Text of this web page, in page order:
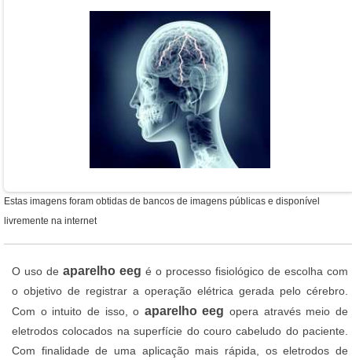
Estas imagens foram obtidas de bancos de imagens públicas e disponível
livremente na internet
O uso de aparelho eeg é o processo fisiológico de escolha com
o objetivo de registrar a operação elétrica gerada pelo cérebro.
Com o intuito de isso, o aparelho eeg opera através meio de
eletrodos colocados na superfície do couro cabeludo do paciente.
Com finalidade de uma aplicação mais rápida, os eletrodos de